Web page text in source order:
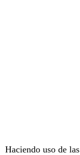
Haciendo uso de las